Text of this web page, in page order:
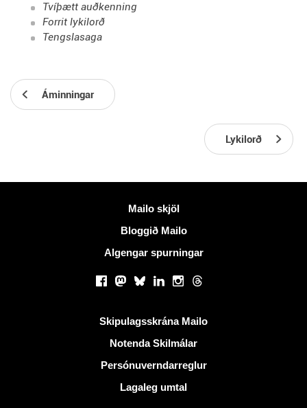
Tvíþætt auðkenning
Forrit lykilorð
Tengslasaga
Áminningar
Lykilorð
Mailo skjöl
Bloggið Mailo
Algengar spurningar
Facebook
Mastodon
BlueskyLinkedInInstagram
Threads
Skipulagsskrána Mailo
Notenda Skilmálar
Persónuverndarreglur
Lagaleg umtal